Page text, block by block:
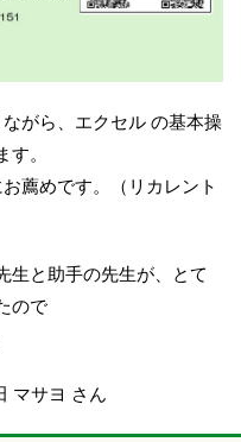
がら、エクセル の基本操
。
薦めです。（リカレント
生と助手の先生が、とて
ので
マサヨ さん